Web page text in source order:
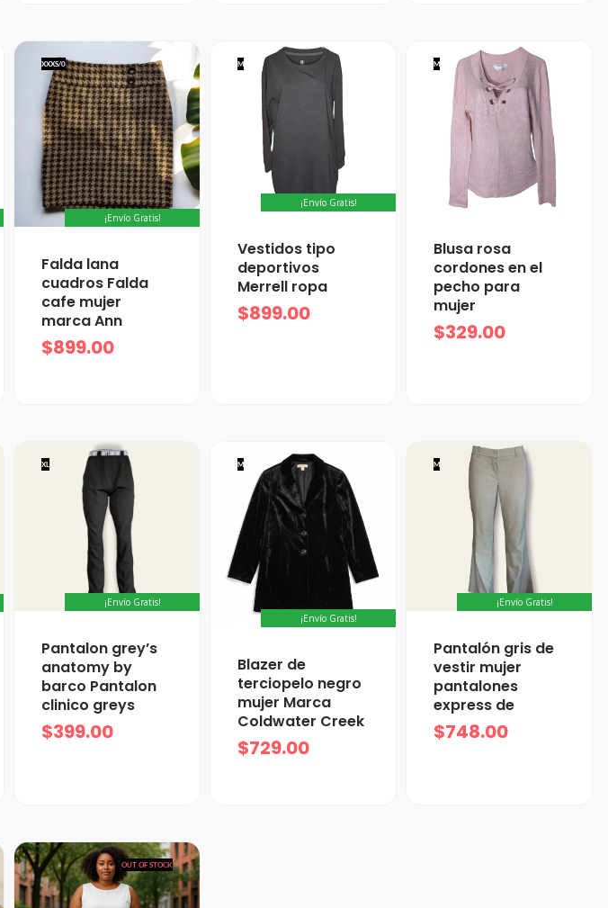
XXXS/0
¡Envío Gratis!
Falda lana
cuadros Falda
cafe mujer
marca Ann
$899.00
M
¡Envío Gratis!
Vestidos tipo
deportivos
Merrell ropa
$899.00
M
Blusa rosa
cordones en el
pecho para
mujer
$329.00
XL
¡Envío Gratis!
Pantalon grey’s
anatomy by
barco Pantalon
clinico greys
$399.00
M
¡Envío Gratis!
Blazer de
terciopelo negro
mujer Marca
Coldwater Creek
$729.00
M
¡Envío Gratis!
Pantalón gris de
vestir mujer
pantalones
express de
$748.00
OUT OF STOCK